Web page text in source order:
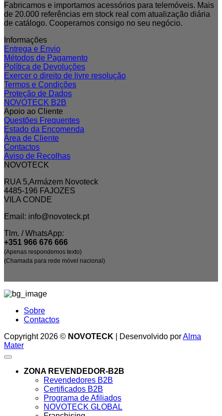
Fabricamos e importamos acessórios para telemóveis. Mais
de 20.000 referências em stock real com atualização diária
de catálogo. Cooperamos consigo no seu negócio.
Informações
Entrega e Envio
Métodos de Pagamento
Política de Devoluções
Exercer o direito de livre resolução
Termos e Condições
Proteção de Dados
NOVOTECK B2B
Apoio ao Cliente
Questões Frequentes
Estado da Encomenda
Área de Cliente
Contactos
Aviso de Recolhas
NOVOTECK
RUA 5,Armázem Novoteck
4485-196 FAJOZES
VILA CONDE
Email: info@novoteck.pt
Tlm. / WhatsApp:
+351 966 676 666
(Apenas respondemos texto)
(Chamada para rede móvel nacional)
Sobre
Contactos
Copyright 2026 © NOVOTECK | Desenvolvido porAlma
Mater
ZONA REVENDEDOR-B2B
Revendedores B2B
Certificados B2B
Programa de Afiliados
NOVOTECK GLOBAL